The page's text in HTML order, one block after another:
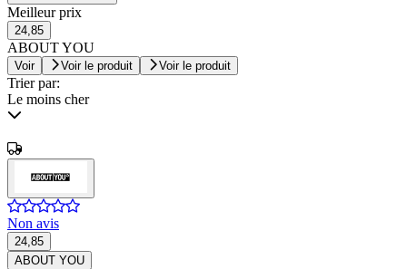
Meilleur prix
24,85
ABOUT YOU
Voir Voir le produit Voir le produit
Trier par:
Le moins cher
Non avis
24,85
ABOUT YOU